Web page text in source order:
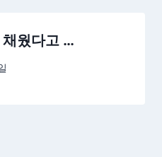
채웠다고 …